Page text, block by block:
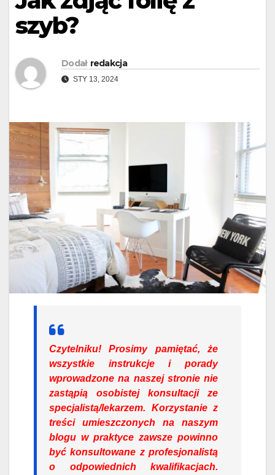
szyb?
Dodał redakcja
STY 13, 2024
Czytelniku! Prosimy pamiętać, że
wszystkie instrukcje i porady
wprowadzone na naszej stronie nie
zastąpią osobistej konsultacji ze
specjalistą/lekarzem. Korzystanie z
treści umieszczonych na naszym
blogu w praktyce zawsze powinno
być konsultowane z profesjonalistą
o odpowiednich kwalifikacjach.